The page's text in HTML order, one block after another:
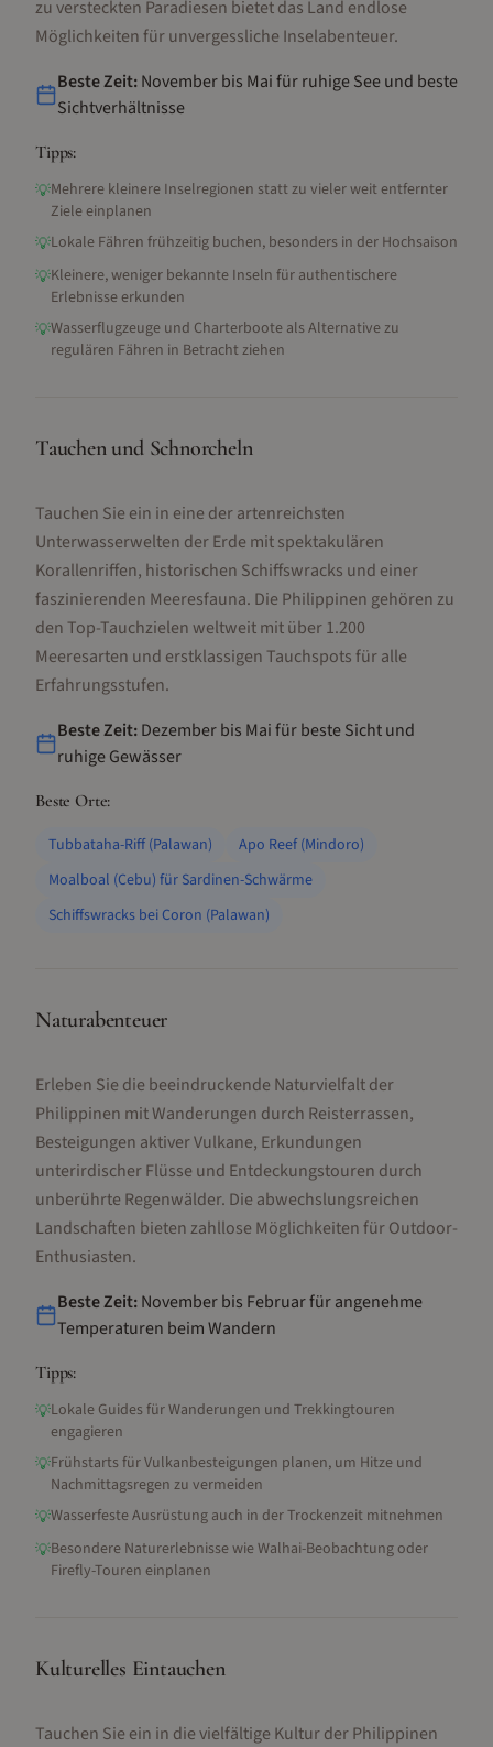
zu versteckten Paradiesen bietet das Land endlose
Möglichkeiten für unvergessliche Inselabenteuer.
Beste Zeit:November bis Mai für ruhige See und beste
Sichtverhältnisse
Tipps:
💡Mehrere kleinere Inselregionen statt zu vieler weit entfernter
Ziele einplanen
💡Lokale Fähren frühzeitig buchen, besonders in der Hochsaison
💡Kleinere, weniger bekannte Inseln für authentischere
Erlebnisse erkunden
💡Wasserflugzeuge und Charterboote als Alternative zu
regulären Fähren in Betracht ziehen
Tauchen und Schnorcheln
Tauchen Sie ein in eine der artenreichsten
Unterwasserwelten der Erde mit spektakulären
Korallenriffen, historischen Schiffswracks und einer
faszinierenden Meeresfauna. Die Philippinen gehören zu
den Top-Tauchzielen weltweit mit über 1.200
Meeresarten und erstklassigen Tauchspots für alle
Erfahrungsstufen.
Beste Zeit:Dezember bis Mai für beste Sicht und
ruhige Gewässer
Beste Orte:
Tubbataha-Riff (Palawan)
Apo Reef (Mindoro)
Moalboal (Cebu) für Sardinen-Schwärme
Schiffswracks bei Coron (Palawan)
Naturabenteuer
Erleben Sie die beeindruckende Naturvielfalt der
Philippinen mit Wanderungen durch Reisterrassen,
Besteigungen aktiver Vulkane, Erkundungen
unterirdischer Flüsse und Entdeckungstouren durch
unberührte Regenwälder. Die abwechslungsreichen
Landschaften bieten zahllose Möglichkeiten für Outdoor-
Enthusiasten.
Beste Zeit:November bis Februar für angenehme
Temperaturen beim Wandern
Tipps:
💡Lokale Guides für Wanderungen und Trekkingtouren
engagieren
💡Frühstarts für Vulkanbesteigungen planen, um Hitze und
Nachmittagsregen zu vermeiden
💡Wasserfeste Ausrüstung auch in der Trockenzeit mitnehmen
💡Besondere Naturerlebnisse wie Walhai-Beobachtung oder
Firefly-Touren einplanen
Kulturelles Eintauchen
Tauchen Sie ein in die vielfältige Kultur der Philippinen